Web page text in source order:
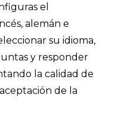
el
alemán e
su idioma,
y responder
la calidad de
de la